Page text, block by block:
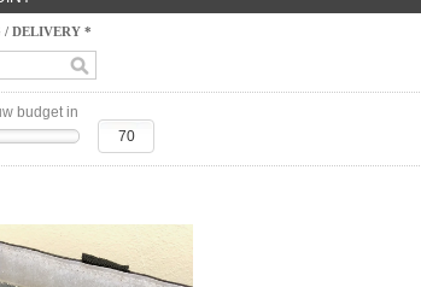
/ DELIVERY *
budget in